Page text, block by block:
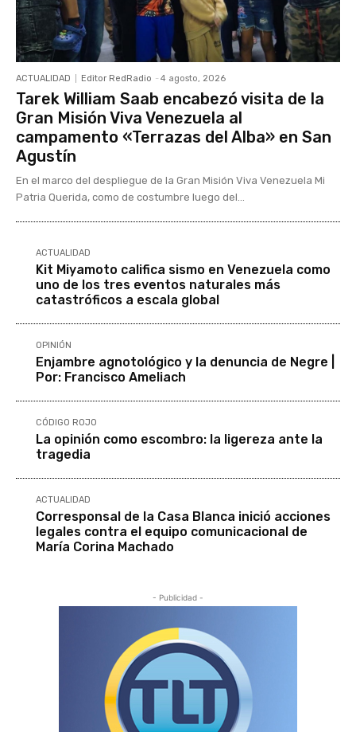
ACTUALIDAD Editor RedRadio - 4 agosto, 2026
Tarek William Saab encabezó visita de la
Gran Misión Viva Venezuela al
campamento «Terrazas del Alba» en San
Agustín
En el marco del despliegue de la Gran Misión Viva Venezuela Mi
Patria Querida, como de costumbre luego del...
ACTUALIDAD
Kit Miyamoto califica sismo en Venezuela como
uno de los tres eventos naturales más
catastróficos a escala global
OPINIÓN
Enjambre agnotológico y la denuncia de Negre |
Por: Francisco Ameliach
CÓDIGO ROJO
La opinión como escombro: la ligereza ante la
tragedia
ACTUALIDAD
Corresponsal de la Casa Blanca inició acciones
legales contra el equipo comunicacional de
María Corina Machado
- Publicidad -